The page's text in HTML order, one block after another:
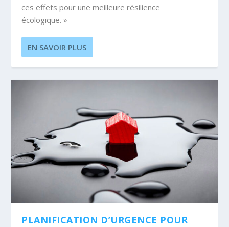
ces effets pour une meilleure résilience
écologique. »
EN SAVOIR PLUS
PLANIFICATION D’URGENCE POUR